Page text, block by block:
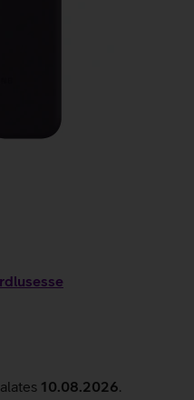
10.08.2026